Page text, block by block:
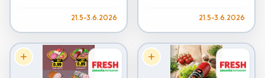
21.5-3.6.2026 21.5-3.6.2026